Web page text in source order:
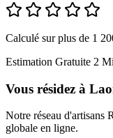
Calculé sur plus de 1
Estimation Gratuite 2
Vous résidez à
Notre réseau d'artisans
globale en ligne.